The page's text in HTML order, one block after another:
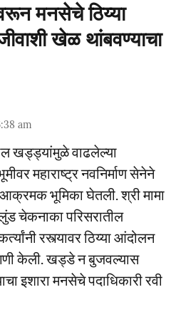
मनसेचे ठिय्या
खेळ थांबवण्याचा
am
खड्ड्यांमुळे वाढलेल्या
महाराष्ट्र नवनिर्माण सेनेने
आक्रमक भूमिका घेतली. श्री मामा
चेकनाका परिसरातील
रस्त्यावर ठिय्या आंदोलन
केली. खड्डे न बुजवल्यास
इशारा मनसेचे पदाधिकारी रवी